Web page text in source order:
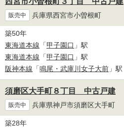
販売中 兵庫県西宮市小曽根町
築50年
東海道本線 「甲子園口 」駅
東海道本線 「甲子園口 」駅
阪神本線 「鳴尾・武庫川女子大前 」駅
須磨区大手町８丁目 中古戸建
販売中 兵庫県神戸市須磨区大手町
築28年